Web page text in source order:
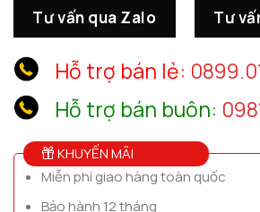
Tư vấn qua Zalo Tư
Hỗ trợ bán lẻ:
Hỗ trợ bán buôn:
KHUYẾN MÃI
Miễn phí giao hàng toàn quốc
Bảo hành 12 tháng